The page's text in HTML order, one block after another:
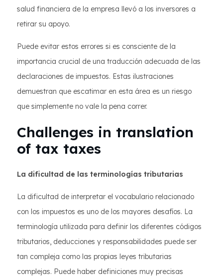
salud financiera de la empresa llevó a los inversores a
retirar su apoyo.
Puede evitar estos errores si es consciente de la
importancia crucial de una traducción adecuada de las
declaraciones de impuestos. Estas ilustraciones
demuestran que escatimar en esta área es un riesgo
que simplemente no vale la pena correr.
Challenges in translation
of tax taxes
La dificultad de las terminologías tributarias
La dificultad de interpretar el vocabulario relacionado
con los impuestos es uno de los mayores desafíos. La
terminología utilizada para definir los diferentes códigos
tributarios, deducciones y responsabilidades puede ser
tan compleja como las propias leyes tributarias
complejas. Puede haber definiciones muy precisas